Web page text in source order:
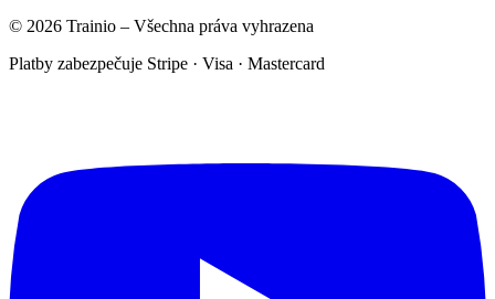
© 2026 Trainio – Všechna práva vyhrazena
Platby zabezpečuje Stripe · Visa · Mastercard